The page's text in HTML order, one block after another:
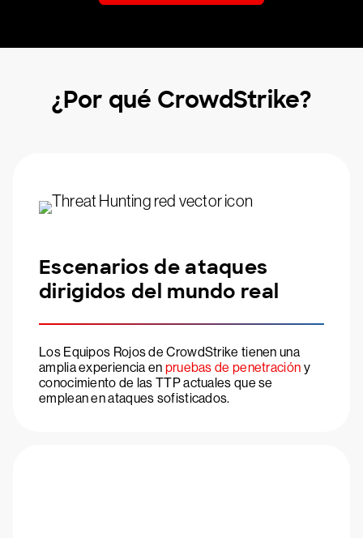
¿Por qué CrowdStrike?
Escenarios de ataques
dirigidos del mundo real
Los Equipos Rojos de CrowdStrike tienen una
amplia experiencia en pruebas de penetración y
conocimiento de las TTP actuales que se
emplean en ataques sofisticados.